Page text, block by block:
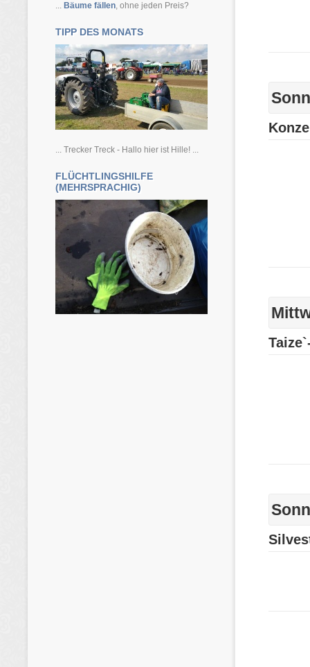
... Bäume fällen, ohne jeden Preis?
TIPP DES MONATS
... Trecker Treck - Hallo hier ist Hille! ...
FLÜCHTLINGSHILFE
(MEHRSPRACHIG)